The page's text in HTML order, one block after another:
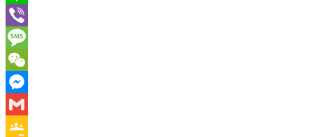
Line
Viber
Message
WeChat
Messenger
Gmail